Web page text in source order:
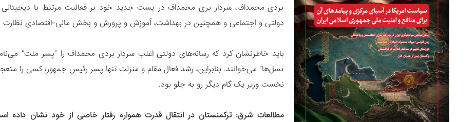
بردی محمداف، سردار بری محمداف در پست جدید خود بر فعالیت مرتبط با دیجیتالی
دولتی و اجتماعی و همچنین در بهداشت، آموزش و پرورش و بخش مالی-اقتصادی
باید خاطرنشان کرد که رسانه‌های دولتی اغلب سردار بردی محمداف را "پسر ملت"
نسل‌ها" می‌خوانند. بنابراین، رشد فعال مقام و منزلتِ تنها پسر رئیس جمهور، کسی را
نخست وزیر یک گام دیگر رو به جلو بود.
مطالعات شرق: ترکمنستان در انتقال قدرت همواره رفتار خاصی از خود نشان داده